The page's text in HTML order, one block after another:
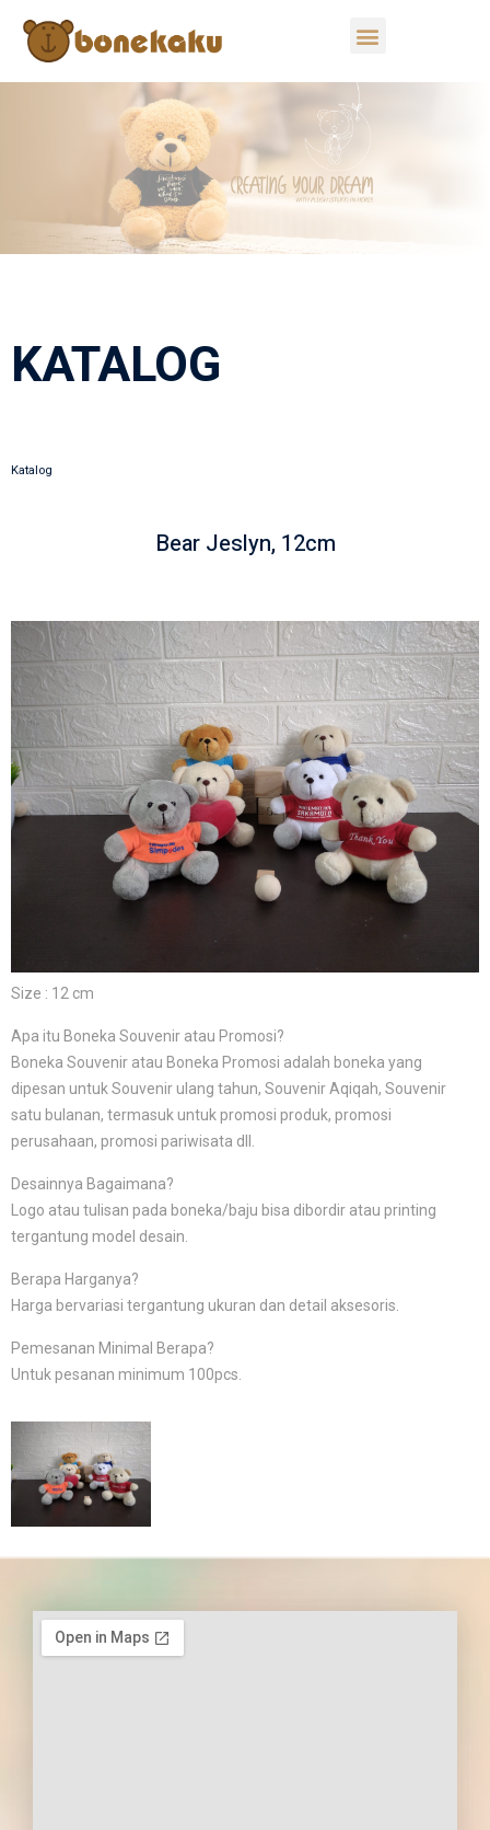
KATALOG
Katalog
Bear Jeslyn, 12cm
Size : 12 cm
Apa itu Boneka Souvenir atau Promosi?
Boneka Souvenir atau Boneka Promosi adalah boneka yang
dipesan untuk Souvenir ulang tahun, Souvenir Aqiqah, Souvenir
satu bulanan, termasuk untuk promosi produk, promosi
perusahaan, promosi pariwisata dll.
Desainnya Bagaimana?
Logo atau tulisan pada boneka/baju bisa dibordir atau printing
tergantung model desain.
Berapa Harganya?
Harga bervariasi tergantung ukuran dan detail aksesoris.
Pemesanan Minimal Berapa?
Untuk pesanan minimum 100pcs.